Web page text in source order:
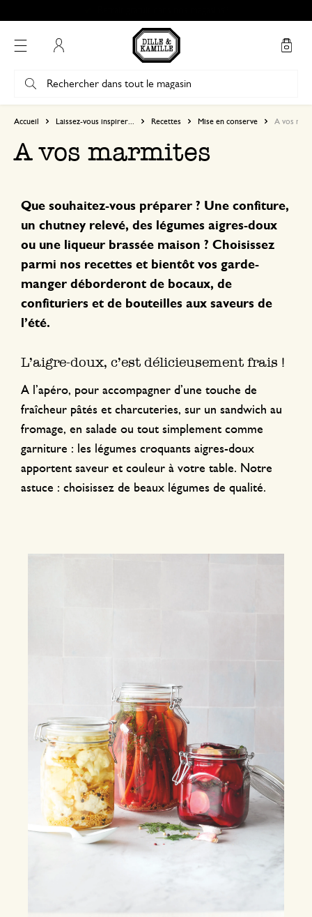
Accueil Laissez-vous inspirer... Recettes Mise en conserve A vos
A vos marmites
Que souhaitez-vous préparer ? Une confiture,
un chutney relevé, des légumes aigres-doux
ou une liqueur brassée maison ? Choisissez
parmi nos recettes et bientôt vos garde-
manger déborderont de bocaux, de
confituriers et de bouteilles aux saveurs de
l’été.
L’aigre-doux, c’est délicieusement frais !
A l’apéro, pour accompagner d’une touche de
fraîcheur pâtés et charcuteries, sur un sandwich au
fromage, en salade ou tout simplement comme
garniture : les légumes croquants aigres-doux
apportent saveur et couleur à votre table. Notre
astuce : choisissez de beaux légumes de qualité.